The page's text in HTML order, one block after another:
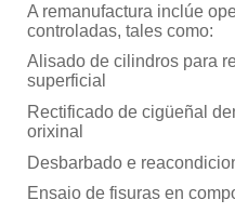
A remanufactura inclúe
controladas, tales como:
Alisado de cilindros para
superficial
Rectificado de cigüeñal
orixinal
Desbarbado e
Ensaio de fisuras en